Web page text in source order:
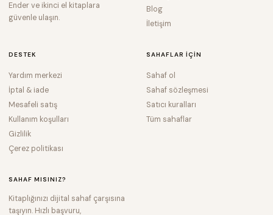
Ender ve ikinci el kitaplara
güvenle ulaşın.
Blog
İletişim
DESTEK
Yardım merkezi
İptal & iade
Mesafeli satış
Kullanım koşulları
Gizlilik
Çerez politikası
SAHAFLAR IÇIN
Sahaf ol
Sahaf sözleşmesi
Satıcı kuralları
Tüm sahaflar
SAHAF MISINIZ?
Kitaplığınızı dijital sahaf çarşısına
taşıyın. Hızlı başvuru,